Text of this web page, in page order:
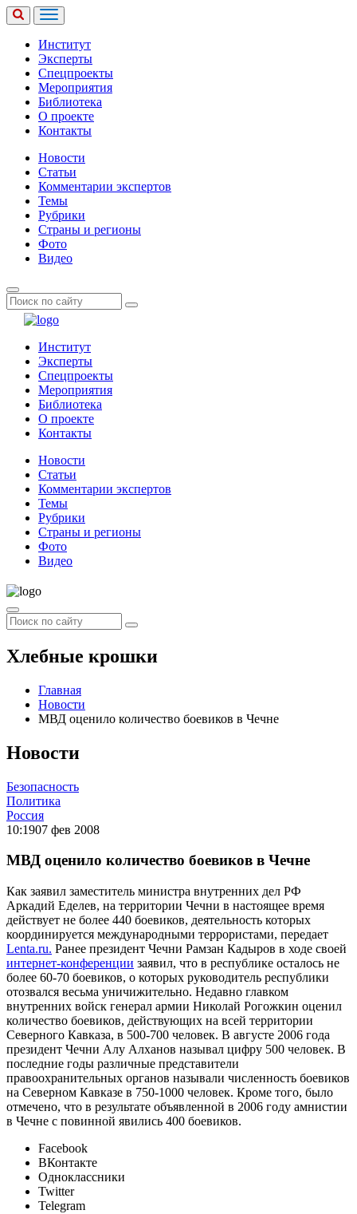
Институт
Эксперты
Спецпроекты
Мероприятия
Библиотека
О проекте
Контакты
Новости
Статьи
Комментарии экспертов
Темы
Рубрики
Страны и регионы
Фото
Видео
Институт
Эксперты
Спецпроекты
Мероприятия
Библиотека
О проекте
Контакты
Новости
Статьи
Комментарии экспертов
Темы
Рубрики
Страны и регионы
Фото
Видео
Хлебные крошки
Главная
Новости
МВД оценило количество боевиков в Чечне
Новости
Безопасность
Политика
Россия
10:1907 фев 2008
МВД оценило количество боевиков в Чечне
Как заявил заместитель министра внутренних дел РФ
Аркадий Еделев, на территории Чечни в настоящее время
действует не более 440 боевиков, деятельность которых
координируется международными террористами, передает
Lenta.ru. Ранее президент Чечни Рамзан Кадыров в ходе своей
интернет-конференции заявил, что в республике осталось не
более 60-70 боевиков, о которых руководитель республики
отозвался весьма уничижительно. Недавно главком
внутренних войск генерал армии Николай Рогожкин оценил
количество боевиков, действующих на всей территории
Северного Кавказа, в 500-700 человек. В августе 2006 года
президент Чечни Алу Алханов называл цифру 500 человек. В
последние годы различные представители
правоохранительных органов называли численность боевиков
на Северном Кавказе в 750-1000 человек. Кроме того, было
отмечено, что в результате объявленной в 2006 году амнистии
в Чечне с повинной явились 400 боевиков.
Facebook
ВКонтакте
Одноклассники
Twitter
Telegram